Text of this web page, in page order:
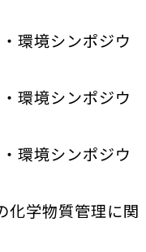
環境シンポジウ
環境シンポジウ
環境シンポジウ
化学物質管理に関